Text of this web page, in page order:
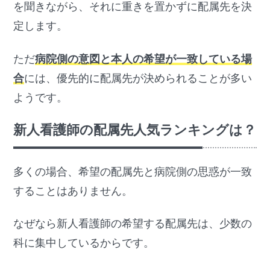
を聞きながら、それに重きを置かずに配属先を決
定します。
ただ病院側の意図と本人の希望が一致している場
合には、優先的に配属先が決められることが多い
ようです。
新人看護師の配属先人気ランキングは？
多くの場合、希望の配属先と病院側の思惑が一致
することはありません。
なぜなら新人看護師の希望する配属先は、少数の
科に集中しているからです。